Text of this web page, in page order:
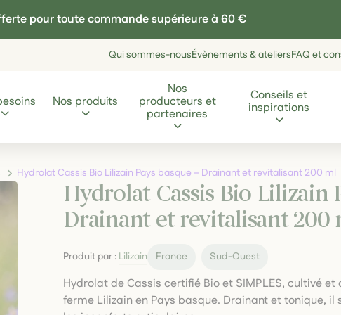
pour toute commande supérieure à 60 €
Qui sommes-nousÉvènements & ateliersFAQ et
Nos produits
Nos
producteurs et
partenaires
Conseils et
inspirations
Hydrolat Cassis Bio Lilizain Pays basque – Drainant et revitalisant 200 ml
Hydrolat Cassis Bio Lilizain
Drainant et revitalisant 200
Produit par : Lilizain France Sud-Ouest
Hydrolat de Cassis certifié Bio et SIMPLES, cultivé
ferme Lilizain en Pays basque. Drainant et tonique,